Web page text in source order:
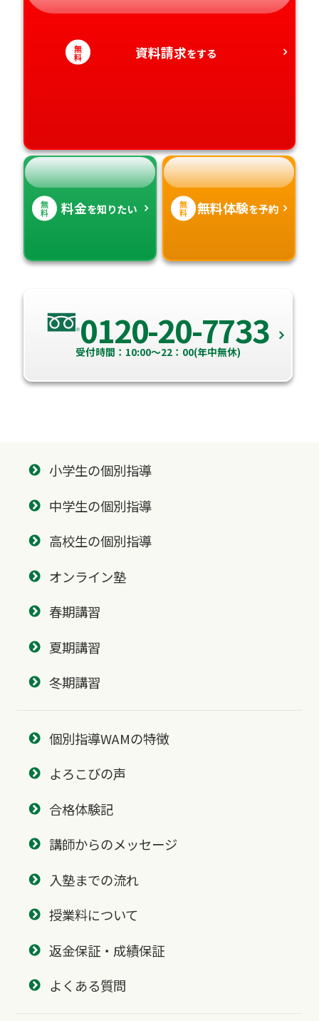
静岡県
愛知県
和歌山県
徳島県
香川県
大分県
宮崎県
無
料 資料請求をする
無
料 料金を知りたい 無
料 無料体験を予約
0120-20-7733
受付時間：10:00～22：00(年中無休)
小学生の個別指導
中学生の個別指導
高校生の個別指導
オンライン塾
春期講習
夏期講習
冬期講習
個別指導WAMの特徴
よろこびの声
合格体験記
講師からのメッセージ
入塾までの流れ
授業料について
返金保証・成績保証
よくある質問